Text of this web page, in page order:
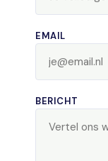
EMAIL
BERICHT